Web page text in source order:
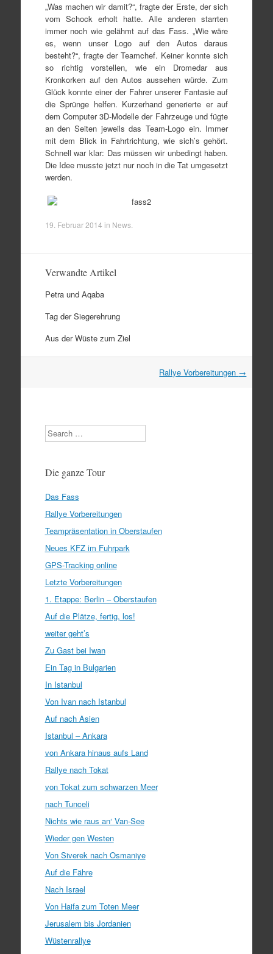
„Was machen wir damit?“, fragte der Erste, der sich
vom Schock erholt hatte. Alle anderen starrten
immer noch wie gelähmt auf das Fass. „Wie wäre
es, wenn unser Logo auf den Autos daraus
besteht?“, fragte der Teamchef. Keiner konnte sich
so richtig vorstellen, wie ein Dromedar aus
Kronkorken auf den Autos aussehen würde. Zum
Glück konnte einer der Fahrer unserer Fantasie auf
die Sprünge helfen. Kurzerhand generierte er auf
dem Computer 3D-Modelle der Fahrzeuge und fügte
an den Seiten jeweils das Team-Logo ein. Immer
mit dem Blick in Fahrtrichtung, wie sich’s gehört.
Schnell war klar: Das müssen wir unbedingt haben.
Die Idee musste jetzt nur noch in die Tat umgesetzt
werden.
19. Februar 2014 in News.
Verwandte Artikel
Petra und Aqaba
Tag der Siegerehrung
Aus der Wüste zum Ziel
Rallye Vorbereitungen →
Search
Die ganze Tour
Das Fass
Rallye Vorbereitungen
Teampräsentation in Oberstaufen
Neues KFZ im Fuhrpark
GPS-Tracking online
Letzte Vorbereitungen
1. Etappe: Berlin – Oberstaufen
Auf die Plätze, fertig, los!
weiter geht’s
Zu Gast bei Iwan
Ein Tag in Bulgarien
In Istanbul
Von Ivan nach Istanbul
Auf nach Asien
Istanbul – Ankara
von Ankara hinaus aufs Land
Rallye nach Tokat
von Tokat zum schwarzen Meer
nach Tunceli
Nichts wie raus an‘ Van-See
Wieder gen Westen
Von Siverek nach Osmaniye
Auf die Fähre
Nach Israel
Von Haifa zum Toten Meer
Jerusalem bis Jordanien
Wüstenrallye